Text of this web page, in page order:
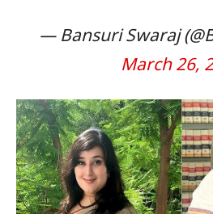
— Bansuri Swaraj
March 26,